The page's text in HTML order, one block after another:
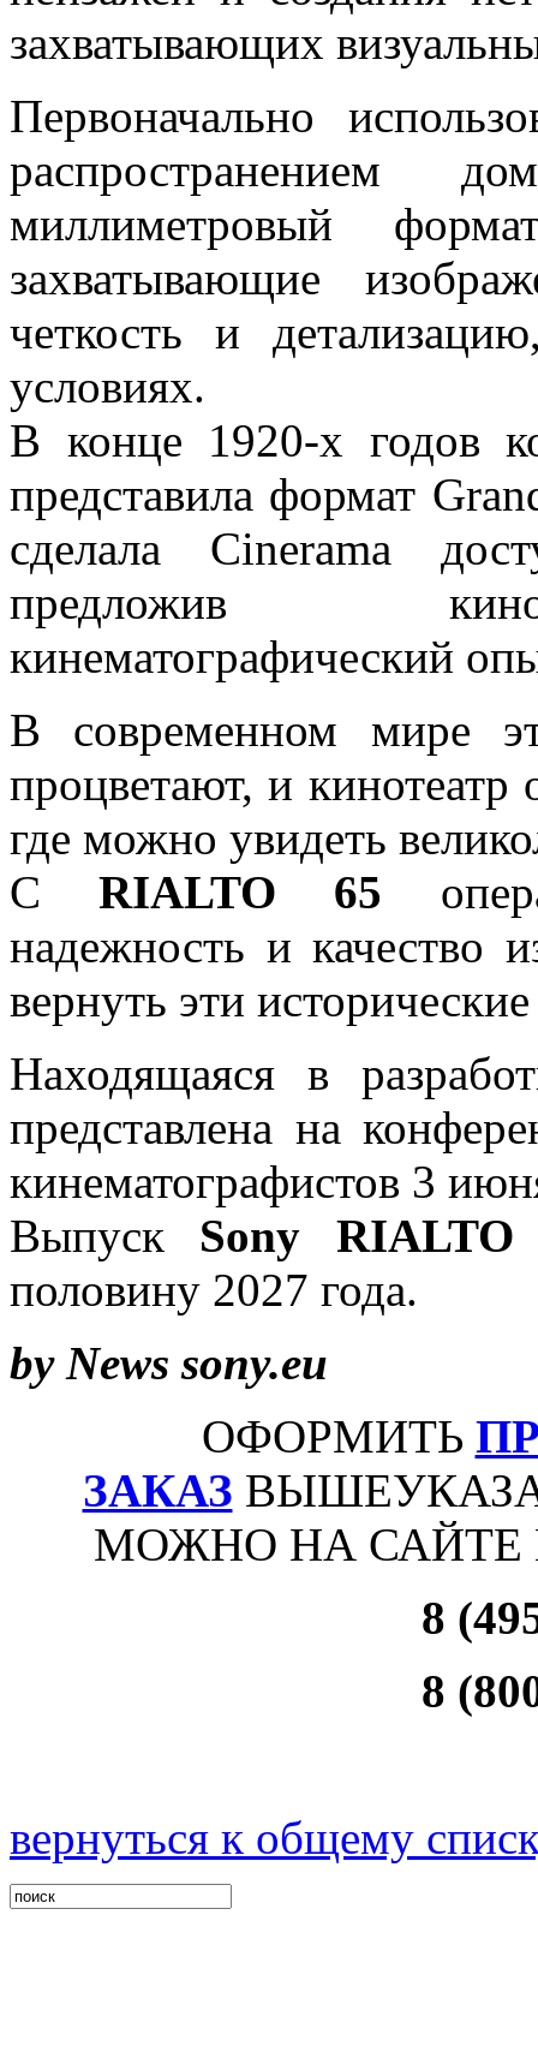
захватывающих
Первоначально
распространением
миллиметровый
захватывающие
четкость и
условиях.
В конце 1920-х годов
представила формат
сделала Cinerama
предложив
кинематографический
В современном мире
процветают, и кинотеатр
где можно увидеть
СRIALTO 65
надежность и качество
вернуть эти
Находящаяся в
представлена на
кинематографистов 3
Выпуск Sony RIALTO
половину 2027 года.
by News sony.eu
ОФОРМИТЬ
ЗАКАЗ
МОЖНО НА
8
8
вернуться к общему